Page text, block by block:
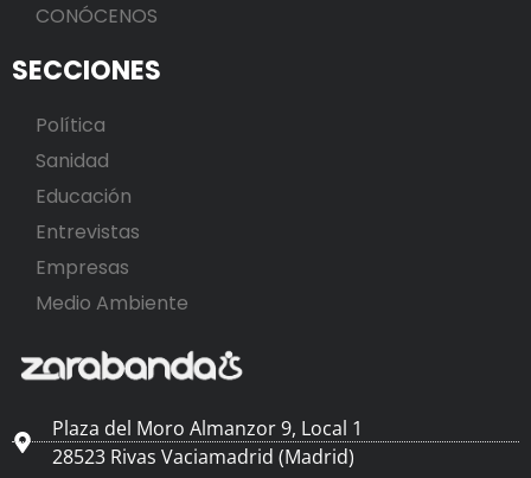
CONÓCENOS
SECCIONES
Política
Sanidad
Educación
Entrevistas
Empresas
Medio Ambiente
Plaza del Moro Almanzor 9, Local 1
28523 Rivas Vaciamadrid (Madrid)